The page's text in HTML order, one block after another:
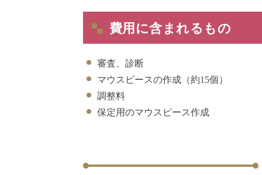
費用に含まれるもの
審査、診断
マウスピースの作成（約15個）
調整料
保定用のマウスピース作成